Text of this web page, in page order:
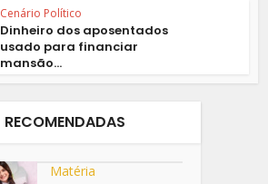
Cenário Político
Dinheiro dos aposentados
usado para financiar
mansão...
RECOMENDADAS
Matéria